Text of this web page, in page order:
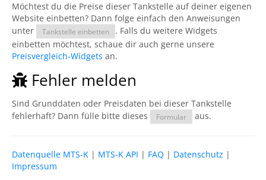
Möchtest du die Preise dieser Tankstelle auf deiner eigenen
Website einbetten? Dann folge einfach den Anweisungen
unter
Tankstelle einbetten
. Falls du weitere Widgets
einbetten möchtest, schaue dir auch gerne unsere
Preisvergleich-Widgets an.
Fehler melden
Sind Grunddaten oder Preisdaten bei dieser Tankstelle
fehlerhaft? Dann fülle bitte dieses
Formular aus.
Datenquelle MTS-K | MTS-K API | FAQ | Datenschutz |
Impressum